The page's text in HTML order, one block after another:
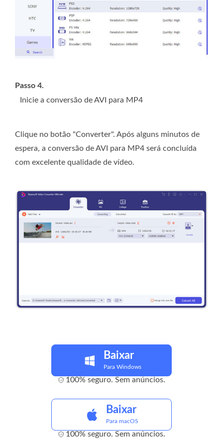
Passo 4.
Inicie a conversão de AVI para MP4
Clique no botão "Converter". Após alguns minutos de
espera, a conversão de AVI para MP4 será concluída
com excelente qualidade de vídeo.
Baixar
Para Windows
100% seguro. Sem anúncios.
Baixar
Para macOS
100% seguro. Sem anúncios.